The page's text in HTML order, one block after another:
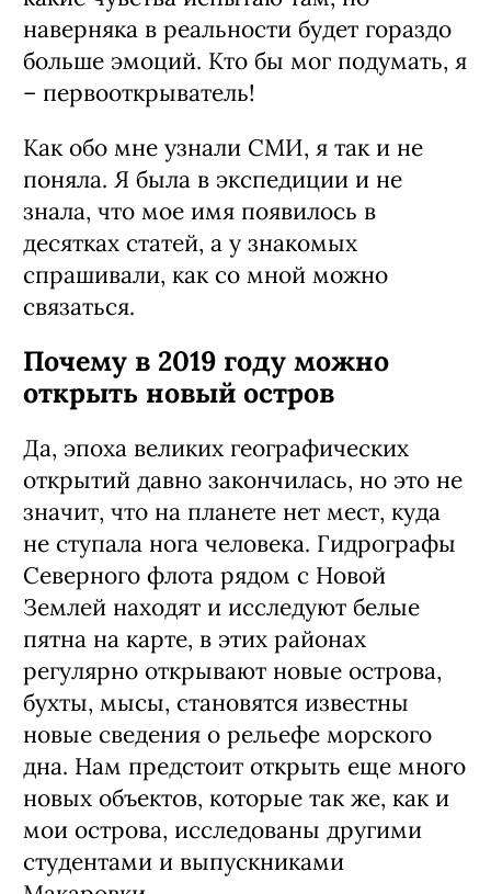
наверняка в реальности будет гораздо
больше эмоций. Кто бы мог подумать, я
– первооткрыватель!
Как обо мне узнали СМИ, я так и не
поняла. Я была в экспедиции и не
знала, что мое имя появилось в
десятках статей, а у знакомых
спрашивали, как со мной можно
связаться.
Почему в 2019 году можно
открыть новый остров
Да, эпоха великих географических
открытий давно закончилась, но это не
значит, что на планете нет мест, куда
не ступала нога человека. Гидрографы
Северного флота рядом с Новой
Землей находят и исследуют белые
пятна на карте, в этих районах
регулярно открывают новые острова,
бухты, мысы, становятся известны
новые сведения о рельефе морского
дна. Нам предстоит открыть еще много
новых объектов, которые так же, как и
мои острова, исследованы другими
студентами и выпускниками